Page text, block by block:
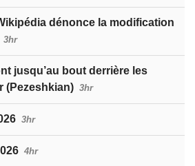
dénonce la modification
3hr
jusqu’au bout derrière les
(Pezeshkian) 3hr
3hr
4hr